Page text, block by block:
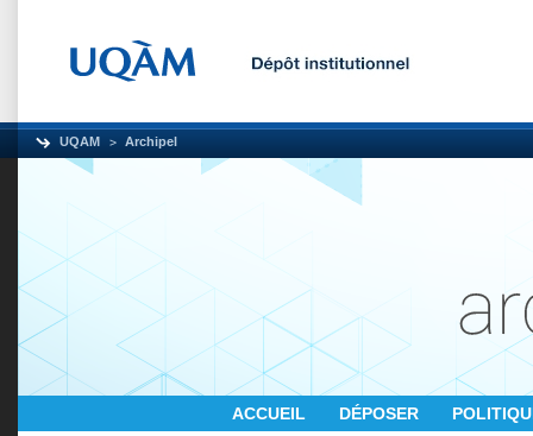
UQAM Archipel
ACCUEIL DÉPOSER